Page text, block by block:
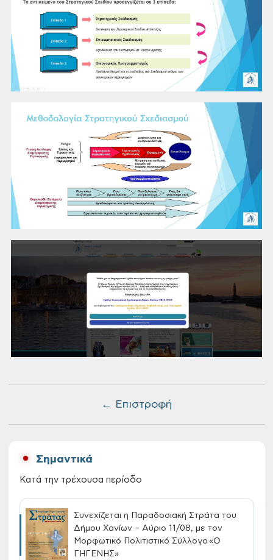
← Επιστροφή
Σημαντικά
Κατά την τρέχουσα περίοδο
Συνεχίζεται η Παραδοσιακή Στράτα του
Δήμου Χανίων – Αύριο 11/08, με τον
Μορφωτικό Πολιτιστικό Σύλλογο «Ο
ΓΗΓΕΝΗΣ»